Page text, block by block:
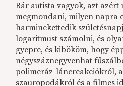
Bár autista vagyok, azt
megmondani, milyen napra
harminckettedik
logaritmust számolni, és
gyepre, és kibököm, hogy
négyszáznegyvenhat
polimeráz-láncreakciókról,
szauropodákról és a filmes